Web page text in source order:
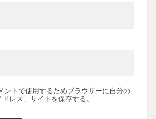
ントで使用するためブラウザーに自分の
レス、サイトを保存する。